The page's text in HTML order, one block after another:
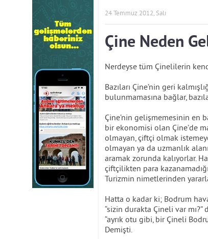
24 Temmuz 2012, Salı
Çine Neden
Nerdeyse tüm Çinelilerin
Bazıları Çine’nin geri
bulunmamasına bağlar,
Çine’nin gelişmemesinin en
bir ekonomisi olan Çine’de
olmayan, çiftçi olmak
olmayan ya da uzmanlık
aramak zorunda kalıyorlar.
çiftçilikten para
Turizmin nimetlerinden
Hatta o kadar ki; Bodrum
“sizin durakta Çineli var
“ayrık otu gibi, bir Çineli
Demişti.